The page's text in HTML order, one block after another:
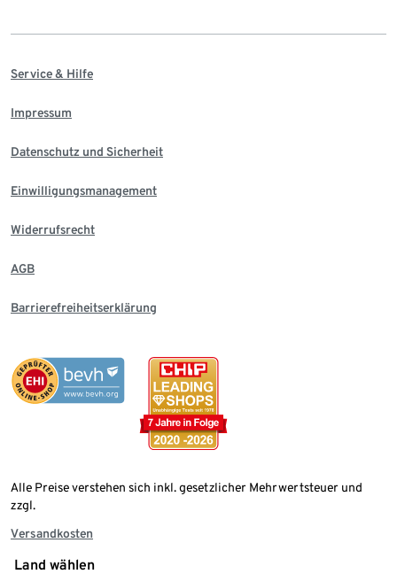
Service & Hilfe
Impressum
Datenschutz und Sicherheit
Einwilligungsmanagement
Widerrufsrecht
AGB
Barrierefreiheitserklärung
Alle Preise verstehen sich inkl. gesetzlicher Mehrwertsteuer und
zzgl.
Versandkosten
Land wählen